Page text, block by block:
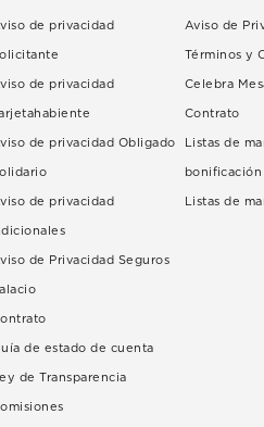
de privacidad
de privacidad
de privacidad Obligado
de privacidad
de Privacidad Seguros
de estado de cuenta
de Transparencia
Aviso de
Términos y
Celebra
Contrato
Listas de
bonificación
Listas de